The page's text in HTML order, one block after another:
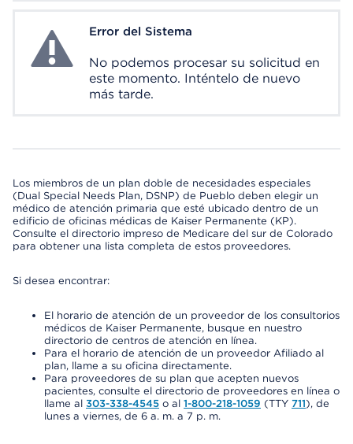
System ErrorError del Sistema
No podemos procesar su solicitud en
este momento. Inténtelo de nuevo
más tarde.
Los miembros de un plan doble de necesidades especiales
(Dual Special Needs Plan, DSNP) de Pueblo deben elegir un
médico de atención primaria que esté ubicado dentro de un
edificio de oficinas médicas de Kaiser Permanente (KP).
Consulte el directorio impreso de Medicare del sur de Colorado
para obtener una lista completa de estos proveedores.
Si desea encontrar:
El horario de atención de un proveedor de los consultorios
médicos de Kaiser Permanente, busque en nuestro
directorio de centros de atención en línea.
Para el horario de atención de un proveedor Afiliado al
plan, llame a su oficina directamente.
Para proveedores de su plan que acepten nuevos
pacientes, consulte el directorio de proveedores en línea o
llame al 303-338-4545 o al 1-800-218-1059 (TTY 711), de
lunes a viernes, de 6 a. m. a 7 p. m.